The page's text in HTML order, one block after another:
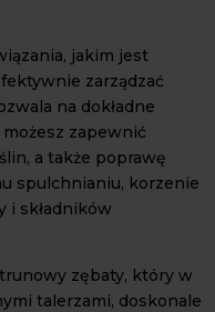
jakim jest
zarządzać
na dokładne
zapewnić
a także poprawę
spulchnianiu, korzenie
i składników
zębaty, który w
talerzami, doskonale